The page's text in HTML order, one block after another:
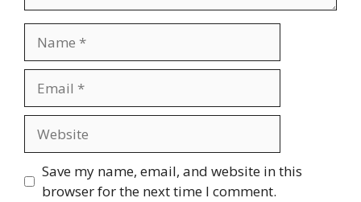
Save my name, email, and website in this
browser for the next time I comment.